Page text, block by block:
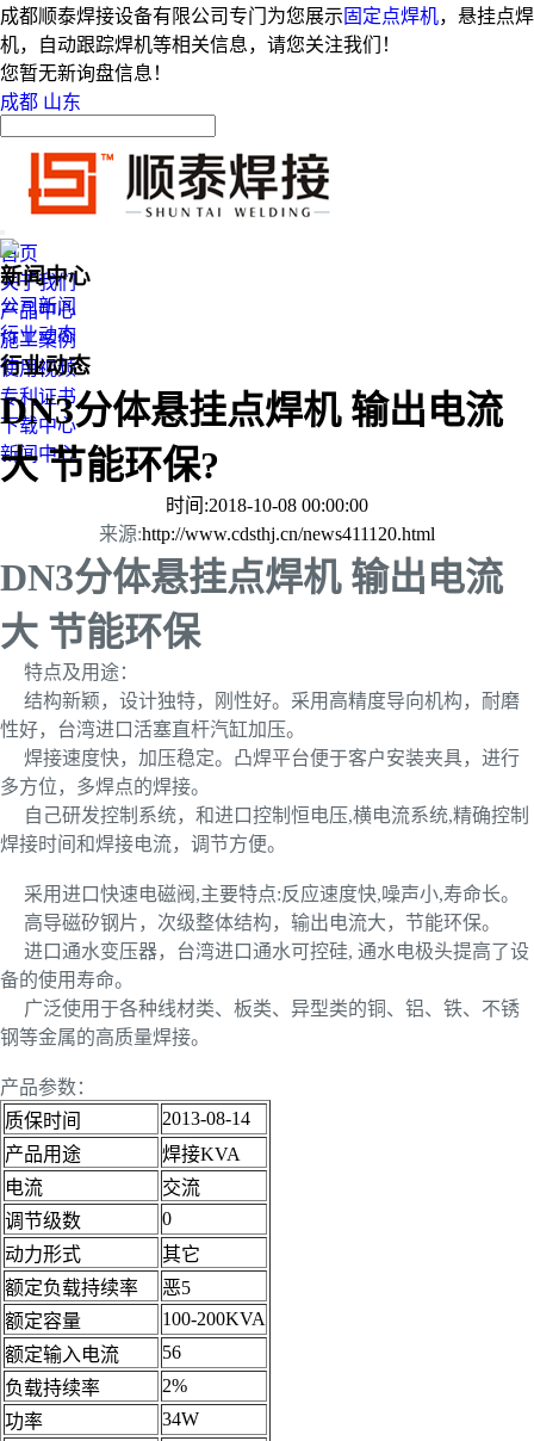
成都顺泰焊接设备有限公司专门为您展示 固定点焊机，悬挂点焊
机，自动跟踪焊机等相关信息，请您关注我们！
您暂无新询盘信息！
成都 山东
首页
关于我们
产品中心
施工案例
使用视频
专利证书
下载中心
新闻中心
新闻中心
公司新闻
行业动态
行业动态
DN3分体悬挂点焊机 输出电流
大 节能环保?
时间:2018-10-08 00:00:00
来源:http://www.cdsthj.cn/news411120.html
DN3分体悬挂点焊机 输出电流
大 节能环保
特点及用途：
结构新颖，设计独特，刚性好。采用高精度导向机构，耐磨
性好，台湾进口活塞直杆汽缸加压。
焊接速度快，加压稳定。凸焊平台便于客户安装夹具，进行
多方位，多焊点的焊接。
自己研发控制系统，和进口控制恒电压,横电流系统,精确控制
焊接时间和焊接电流，调节方便。
采用进口快速电磁阀,主要特点:反应速度快,噪声小,寿命长。
高导磁矽钢片，次级整体结构，输出电流大，节能环保。
进口通水变压器，台湾进口通水可控硅, 通水电极头提高了设
备的使用寿命。
广泛使用于各种线材类、板类、异型类的铜、铝、铁、不锈
钢等金属的高质量焊接。
产品参数：
质保时间
2013-08-14
产品用途
焊接KVA
电流
交流
调节级数
0
动力形式
其它
额定负载持续率
恶5
额定容量
100-200KVA
额定输入电流
56
负载持续率
2%
功率
34W